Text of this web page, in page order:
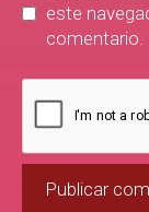
este
comentario.